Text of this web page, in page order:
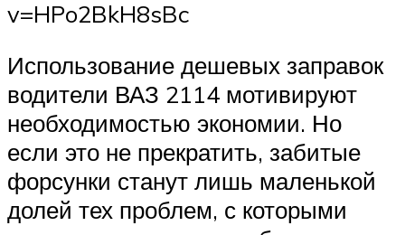
v=HPo2BkH8sBc
Использование дешевых заправок
водители ВАЗ 2114 мотивируют
необходимостью экономии. Но
если это не прекратить, забитые
форсунки станут лишь маленькой
долей тех проблем, с которыми